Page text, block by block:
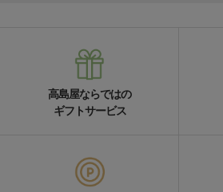
高島屋ならではの
ギフトサービス